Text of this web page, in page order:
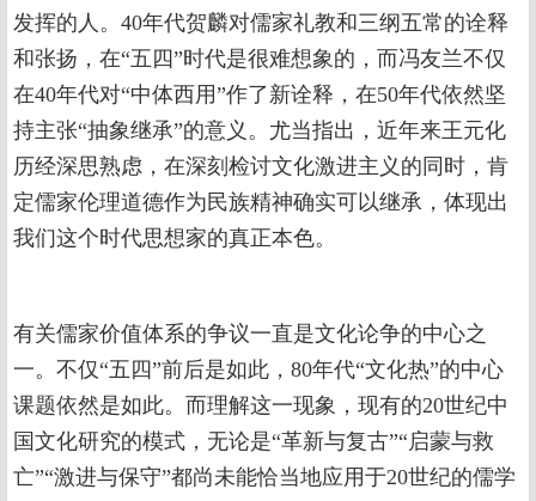
发挥的人。40年代贺麟对儒家礼教和三纲五常的诠释
和张扬，在“五四”时代是很难想象的，而冯友兰不仅
在40年代对“中体西用”作了新诠释，在50年代依然坚
持主张“抽象继承”的意义。尤当指出，近年来王元化
历经深思熟虑，在深刻检讨文化激进主义的同时，肯
定儒家伦理道德作为民族精神确实可以继承，体现出
我们这个时代思想家的真正本色。
有关儒家价值体系的争议一直是文化论争的中心之
一。不仅“五四”前后是如此，80年代“文化热”的中心
课题依然是如此。而理解这一现象，现有的20世纪中
国文化研究的模式，无论是“革新与复古”“启蒙与救
亡”“激进与保守”都尚未能恰当地应用于20世纪的儒学